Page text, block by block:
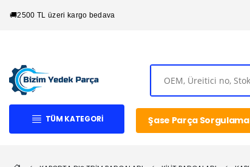
🚚2500 TL üzeri kargo bedava
TÜM KATEGORI Şase Parça Sorgulama